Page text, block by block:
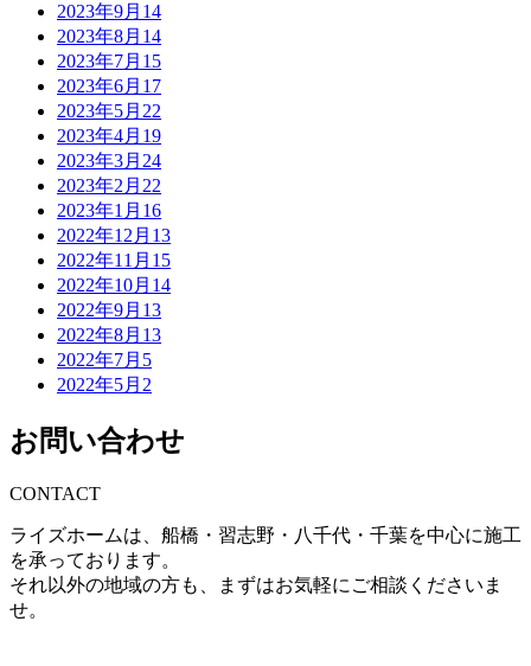
2023年9月 14
2023年8月 14
2023年7月 15
2023年6月 17
2023年5月 22
2023年4月 19
2023年3月 24
2023年2月 22
2023年1月 16
2022年12月 13
2022年11月 15
2022年10月 14
2022年9月 13
2022年8月 13
2022年7月 5
2022年5月 2
お問い合わせ
CONTACT
ライズホームは、船橋・習志野・八千代・千葉を中心に施工
を承っております。
それ以外の地域の方も、まずはお気軽にご相談くださいま
せ。